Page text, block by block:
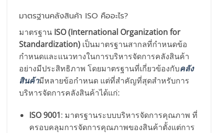
มาตรฐานคลังสินค้า ISO คืออะไร?
มาตรฐาน ISO (International Organization for
Standardization) เป็นมาตรฐานสากลที่กำหนดข้อ
กำหนดและแนวทางในการบริหารจัดการคลังสินค้า
อย่างมีประสิทธิภาพ โดยมาตรฐานที่เกี่ยวข้องกับคลัง
สินค้ามีหลายข้อกำหนด แต่ที่สำคัญที่สุดสำหรับการ
บริหารจัดการคลังสินค้าได้แก่:
ISO 9001: มาตรฐานระบบบริหารจัดการคุณภาพ ที่
ครอบคลุมการจัดการคุณภาพของสินค้าตั้งแต่การ